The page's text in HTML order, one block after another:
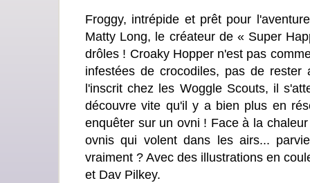
Froggy, intrépide et prêt pour
Matty Long, le créateur de « Super
drôles ! Croaky Hopper n'est pas
infestées de crocodiles, pas de
l'inscrit chez les Woggle Scouts, il
découvre vite qu'il y a bien plus en
enquêter sur un ovni ! Face à la
ovnis qui volent dans les airs...
vraiment ? Avec des illustrations en
et Dav Pilkey.